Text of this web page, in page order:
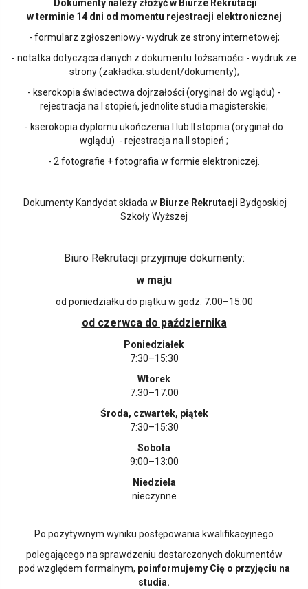
Dokumenty należy złożyć w Biurze Rekrutacji
w terminie 14 dni od momentu rejestracji elektronicznej
- formularz zgłoszeniowy- wydruk ze strony internetowej;
- notatka dotycząca danych z dokumentu tożsamości - wydruk ze
strony (zakładka: student/dokumenty);
- kserokopia świadectwa dojrzałości (oryginał do wglądu) -
rejestracja na I stopień, jednolite studia magisterskie;
- kserokopia dyplomu ukończenia I lub II stopnia (oryginał do
wglądu) - rejestracja na II stopień ;
- 2 fotografie + fotografia w formie elektroniczej.
Dokumenty Kandydat składa w Biurze Rekrutacji Bydgoskiej
Szkoły Wyższej
Biuro Rekrutacji przyjmuje dokumenty:
w maju
od poniedziałku do piątku w godz. 7:00–15:00
od czerwca do października
Poniedziałek
7:30–15:30
Wtorek
7:30–17:00
Środa, czwartek, piątek
7:30–15:30
Sobota
9:00–13:00
Niedziela
nieczynne
Po pozytywnym wyniku postępowania kwalifikacyjnego
polegającego na sprawdzeniu dostarczonych dokumentów
pod względem formalnym, poinformujemy Cię o przyjęciu na
studia.